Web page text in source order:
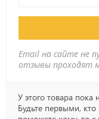
Email на сайте не
отзывы проходят
У этого товара пока
Будьте первыми,